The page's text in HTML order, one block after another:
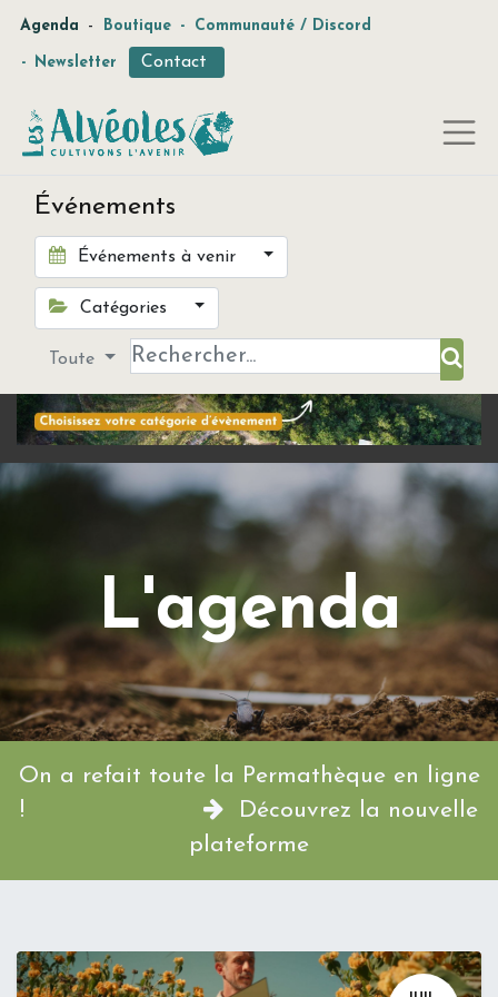
Agenda - Boutique - Communauté / Discord
- Newsletter Contact
Événements
Événements à venir
Catégories
Toute
L'agenda
On a refait toute la Permathèque en ligne
!
Découvrez la nouvelle
plateforme